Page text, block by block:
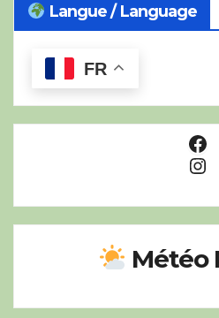
Langue / Language
FR
Météo